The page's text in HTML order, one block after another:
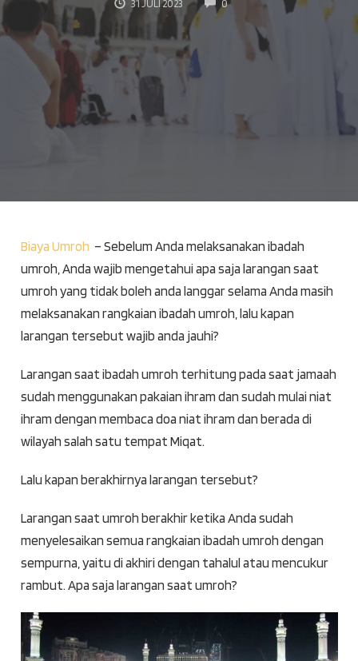
31 JULI 2023 0
Biaya Umroh – Sebelum Anda melaksanakan ibadah
umroh, Anda wajib mengetahui apa saja larangan saat
umroh yang tidak boleh anda langgar selama Anda masih
melaksanakan rangkaian ibadah umroh, lalu kapan
larangan tersebut wajib anda jauhi?
Larangan saat ibadah umroh terhitung pada saat jamaah
sudah menggunakan pakaian ihram dan sudah mulai niat
ihram dengan membaca doa niat ihram dan berada di
wilayah salah satu tempat Miqat.
Lalu kapan berakhirnya larangan tersebut?
Larangan saat umroh berakhir ketika Anda sudah
menyelesaikan semua rangkaian ibadah umroh dengan
sempurna, yaitu di akhiri dengan tahalul atau mencukur
rambut. Apa saja larangan saat umroh?